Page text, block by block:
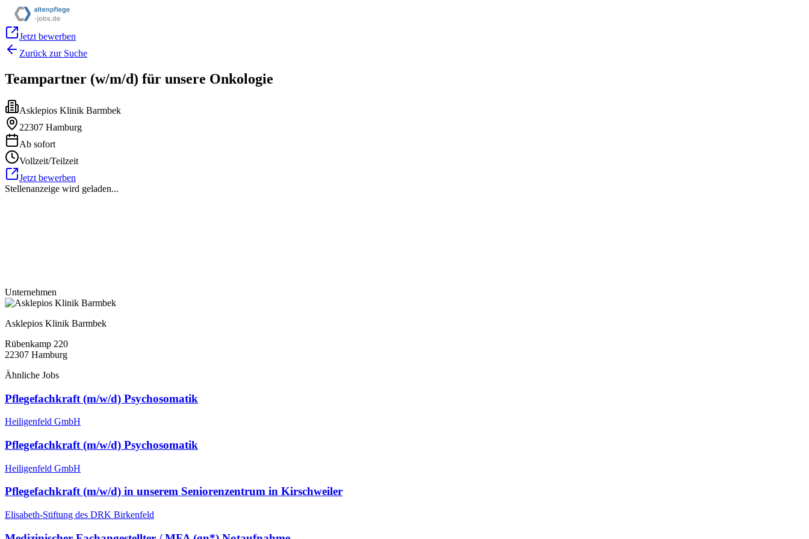
Jetzt bewerben
Zurück zur Suche
Teampartner (w/m/d) für unsere Onkologie
Asklepios Klinik Barmbek
22307 Hamburg
Ab sofort
Vollzeit/Teilzeit
Jetzt bewerben
Stellenanzeige wird geladen...
Unternehmen
Asklepios Klinik Barmbek
Rübenkamp 220
22307 Hamburg
Ähnliche Jobs
Pflegefachkraft (m/w/d) Psychosomatik
Heiligenfeld GmbH
Pflegefachkraft (m/w/d) Psychosomatik
Heiligenfeld GmbH
Pflege­fachkraft (m/w/d) in unserem Seniorenzentrum in Kirschweiler
Elisabeth-Stiftung des DRK Birkenfeld